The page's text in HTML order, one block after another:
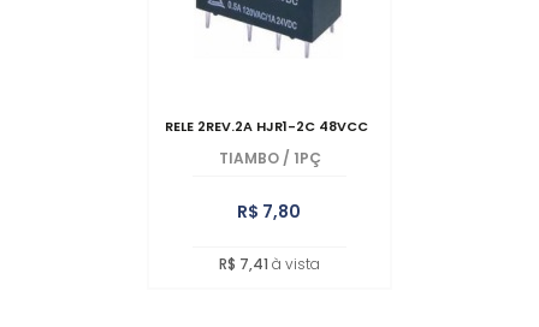
RELE 2REV.2A HJR1-2C 48VCC
TIAMBO / 1PÇ
R$ 7,80
R$ 7,41 à vista